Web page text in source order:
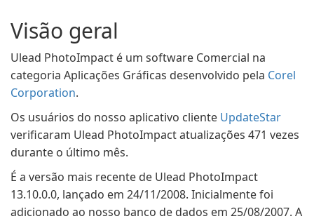
Visão geral
Ulead PhotoImpact é um software Comercial na
categoria Aplicações Gráficas desenvolvido pela Corel
Corporation.
Os usuários do nosso aplicativo cliente UpdateStar
verificaram Ulead PhotoImpact atualizações 471 vezes
durante o último mês.
É a versão mais recente de Ulead PhotoImpact
13.10.0.0, lançado em 24/11/2008. Inicialmente foi
adicionado ao nosso banco de dados em 25/08/2007. A